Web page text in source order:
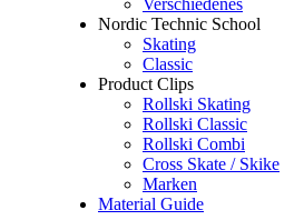
Verschiedenes
Nordic Technic School
Skating
Classic
Product Clips
Rollski Skating
Rollski Classic
Rollski Combi
Cross Skate / Skike
Marken
Material Guide